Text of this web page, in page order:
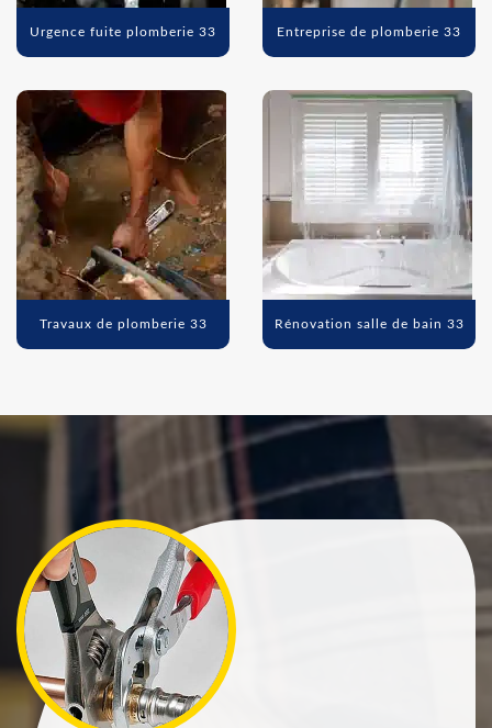
Urgence fuite plomberie 33 Entreprise de plomberie 33
Travaux de plomberie 33 Rénovation salle de bain 33